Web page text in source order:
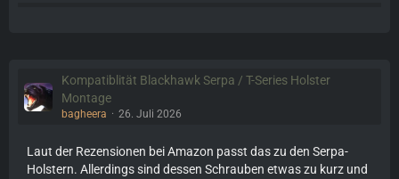
Kompatiblität Blackhawk Serpa / T-Series Holster
Montage
bagheera 26. Juli 2026
Laut der Rezensionen bei Amazon passt das zu den Serpa-
Holstern. Allerdings sind dessen Schrauben etwas zu kurz und